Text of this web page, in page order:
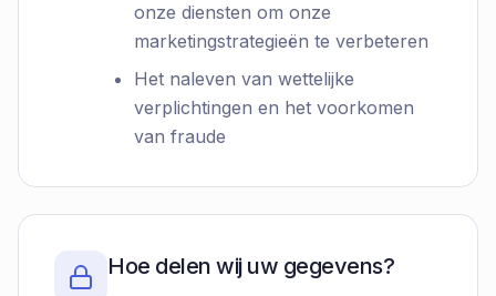
onze diensten om onze
marketingstrategieën te verbeteren
Het naleven van wettelijke
verplichtingen en het voorkomen
van fraude
Hoe delen wij uw gegevens?